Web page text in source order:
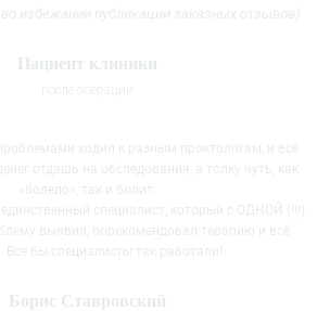
избежании публикации заказных отзывов)
Пациент клиники
ходил к разным проктологам, и всё
отдашь на обследования, а толку чуть, как
«болело», так и болит.
специалист, который с ОДНОЙ (!!!)
выявил, порекомендовал терапию и всё
Все бы специалисты так работали!
Борис Ставровский